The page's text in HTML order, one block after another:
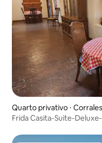
Quarto privativo ⋅ Corrales
Frida Casita-Suite-